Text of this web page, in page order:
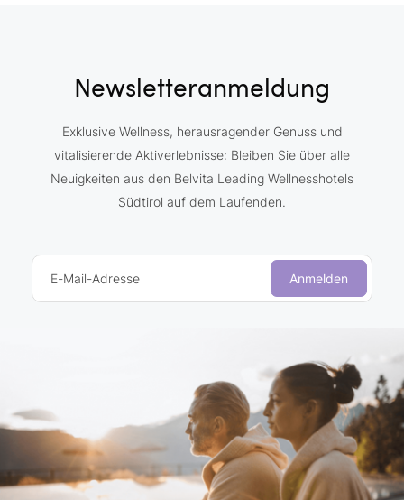
Newsletteranmeldung
Exklusive Wellness, herausragender Genuss und
vitalisierende Aktiverlebnisse: Bleiben Sie über alle
Neuigkeiten aus den Belvita Leading Wellnesshotels
Südtirol auf dem Laufenden.
E-Mail-Adresse Anmelden